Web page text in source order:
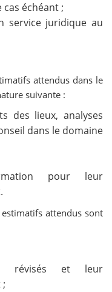
cas échéant ;
service juridique au
attendus dans le
suivante :
des lieux, analyses
dans le domaine
pour leur
attendus sont
révisés et leur